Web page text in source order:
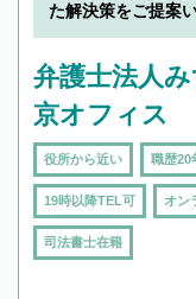
た解決策をご提案
弁護士法人
京オフィス
役所から近い 職歴20
19時以降TEL可 オン
司法書士在籍